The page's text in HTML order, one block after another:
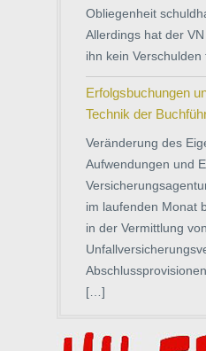
Obliegenheit
Allerdings hat der
ihn kein
Erfolgsbuchungen
Technik der
Veränderung des
Aufwendungen und
im laufenden Monat
in der Vermittlung von
[…]